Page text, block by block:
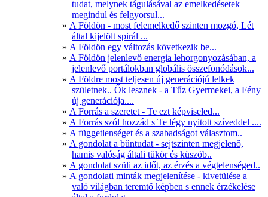
tudat, melynek tágulásával az emelkedésetek
megindul és felgyorsul...
A Földön - most felemelkedő szinten mozgó, Lét
által kijelölt spirál ...
A Földön egy változás következik be...
A Földön jelenlevő energia lehorgonyozásában, a
jelenlevő portálokban globális összefonódások...
A Földre most teljesen új generációjú lelkek
születnek.. Ők lesznek - a Tűz Gyermekei, a Fény
új generációja....
A Forrás a szeretet - Te ezt képviseled...
A Forrás szól hozzád s Te légy nyitott szíveddel ....
A függetlenséget és a szabadságot választom..
A gondolat a bűntudat - sejtszinten megjelenő,
hamis valóság általi tükör és küszöb..
A gondolat szüli az időt, az érzés a végtelenséged..
A gondolati minták megjelenítése - kivetülése a
való világban teremtő képben s ennek érzékelése